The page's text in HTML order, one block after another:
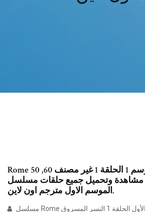
Rome الموسم 1 الحلقة 1 غير مصنف 60, 50min 2005
مشاهدة وتحميل جميع حلقات مسلسل Rome S01 HD
الموسم الاول مترجم اون لاين.